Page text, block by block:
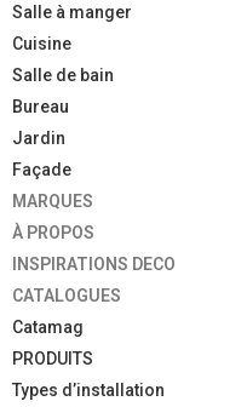
Salle à manger
Cuisine
Salle de bain
Bureau
Jardin
Façade
MARQUES
À PROPOS
INSPIRATIONS DECO
CATALOGUES
Catamag
PRODUITS
Types d’installation